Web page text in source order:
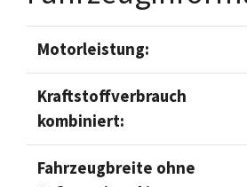
Motorleistung:
Kraftstoffverbrauch
kombiniert:
Fahrzeugbreite ohne